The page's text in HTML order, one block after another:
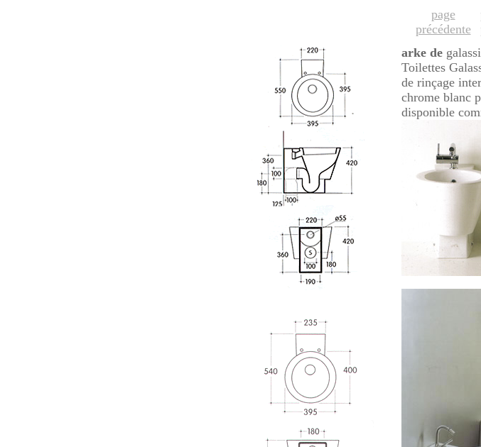
page
précédente
arke de
Toilettes
de rinçage
chrome blanc
disponible